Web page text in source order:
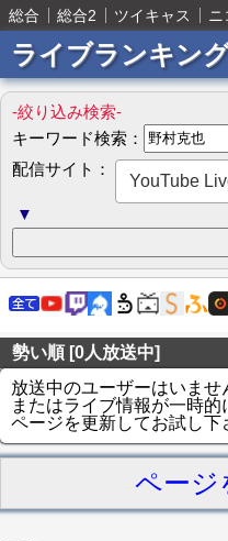
総合 総合2 ツイキャス ニ
ライブランキン
-絞り込み検索-
キーワード検索：
配信サイト：
YouTube
▼
勢い順 [0人放送中]
放送中のユーザーはいませ
またはライブ情報が一時的
ページを更新してお試し下
ページ